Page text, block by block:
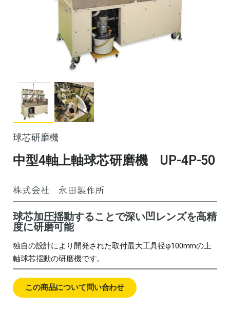
球芯研磨機
中型4軸上軸球芯研磨機 UP-4P-50
株式会社 永田製作所
球芯加圧揺動することで深い凹レンズを高精
度に研磨可能
独自の設計により開発された取付最大工具径φ100mmの上
軸球芯揺動の研磨機です。
この商品について問い合わせ